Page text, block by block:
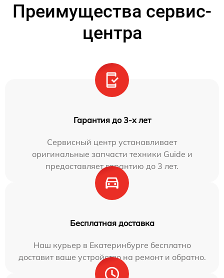
Преимущества сервис-
центра
Гарантия до 3-х лет
Сервисный центр устанавливает
оригинальные запчасти техники Guide и
предоставляет гарантию до 3 лет.
Бесплатная доставка
Наш курьер в Екатеринбурге бесплатно
доставит ваше устройство на ремонт и обратно.